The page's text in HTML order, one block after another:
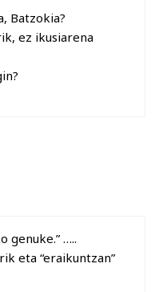
Batzokia?
ez ikusiarena
genuke.” …..
eta “eraikuntzan”